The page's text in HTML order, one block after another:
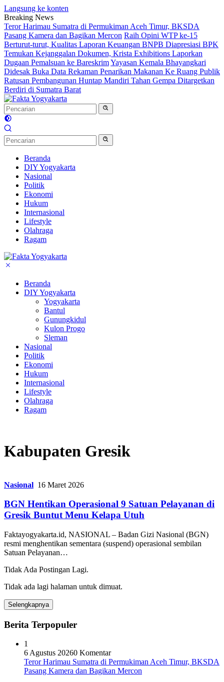
Langsung ke konten
Breaking News
Teror Harimau Sumatra di Permukiman Aceh Timur, BKSDA
Pasang Kamera dan Bagikan Mercon Raih Opini WTP ke-15
Berturut-turut, Kualitas Laporan Keuangan BNPB Diapresiasi BPK
Temukan Kejanggalan Dokumen, Krista Exhibitions Laporkan
Dugaan Pemalsuan ke BareskrimYayasan Kemala Bhayangkari
Didesak Buka Data Rekaman Penarikan Makanan Ke Ruang Publik
Ratusan Pembangunan Huntap Mandiri Tahan Gempa Ditargetkan
Berdiri di Sumatra Barat
Beranda
DIY Yogyakarta
Nasional
Politik
Ekonomi
Hukum
Internasional
Lifestyle
Olahraga
Ragam
Beranda
DIY Yogyakarta
Yogyakarta
Bantul
Gunungkidul
Kulon Progo
Sleman
Nasional
Politik
Ekonomi
Hukum
Internasional
Lifestyle
Olahraga
Ragam
Kabupaten Gresik
Nasional 16 Maret 2026
BGN Hentikan Operasional 9 Satuan Pelayanan di
Gresik Buntut Menu Kelapa Utuh
Faktayogyakarta.id, NASIONAL – Badan Gizi Nasional (BGN)
resmi menghentikan sementara (suspend) operasional sembilan
Satuan Pelayanan…
Tidak Ada Postingan Lagi.
Tidak ada lagi halaman untuk dimuat.
Selengkapnya
Berita Terpopuler
1
6 Agustus 20260 Komentar
Teror Harimau Sumatra di Permukiman Aceh Timur, BKSDA
Pasang Kamera dan Bagikan Mercon